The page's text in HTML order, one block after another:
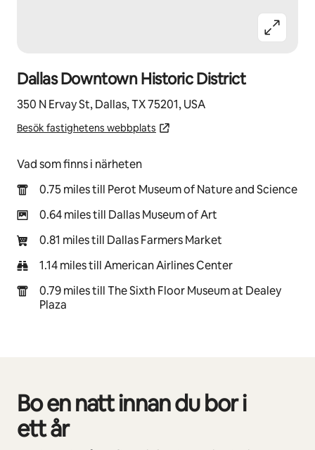
Dallas Downtown Historic District
350 N Ervay St, Dallas, TX 75201, USA
Besök fastighetens webbplats
Vad som finns i närheten
0.75 miles till Perot Museum of Nature and Science
0.64 miles till Dallas Museum of Art
0.81 miles till Dallas Farmers Market
1.14 miles till American Airlines Center
0.79 miles till The Sixth Floor Museum at Dealey
Plaza
Bo en natt innan du bor i
ett år
0 av 0 objekt visas